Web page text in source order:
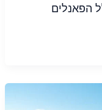
הפאנלים